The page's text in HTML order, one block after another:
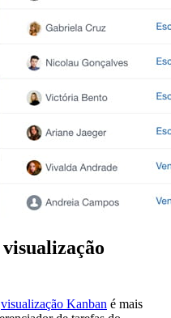
visualização Kanban é mais